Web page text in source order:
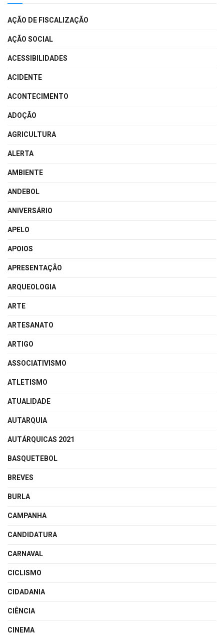
AÇÃO DE FISCALIZAÇÃO
AÇÃO SOCIAL
ACESSIBILIDADES
ACIDENTE
ACONTECIMENTO
ADOÇÃO
AGRICULTURA
ALERTA
AMBIENTE
ANDEBOL
ANIVERSÁRIO
APELO
APOIOS
APRESENTAÇÃO
ARQUEOLOGIA
ARTE
ARTESANATO
ARTIGO
ASSOCIATIVISMO
ATLETISMO
ATUALIDADE
AUTARQUIA
AUTÁRQUICAS 2021
BASQUETEBOL
BREVES
BURLA
CAMPANHA
CANDIDATURA
CARNAVAL
CICLISMO
CIDADANIA
CIÊNCIA
CINEMA